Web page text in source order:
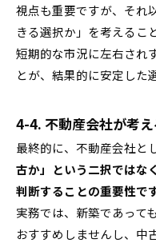
視点も重要ですが、それ
きる選択か」を考えるこ
短期的な市況に左右され
とが、結果的に安定した
4-4. 不動産会社が考
最終的に、不動産会社と
古か」という二択ではな
判断することの重要性です
実務では、新築であって
おすすめしませんし、中